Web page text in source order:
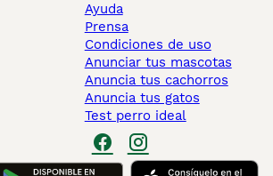
Ayuda
Prensa
Condiciones de uso
Anunciar tus mascotas
Anuncia tus cachorros
Anuncia tus gatos
Test perro ideal